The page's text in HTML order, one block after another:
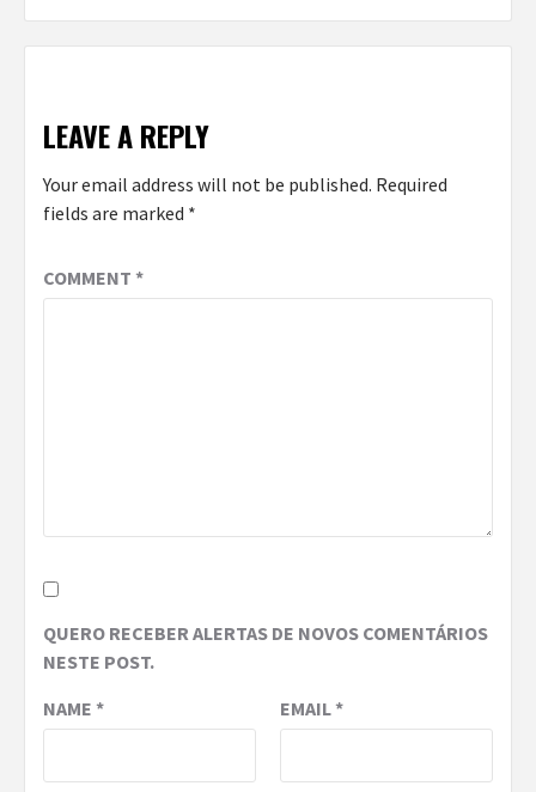
LEAVE A REPLY
Your email address will not be published. Required
fields are marked *
COMMENT *
QUERO RECEBER ALERTAS DE NOVOS COMENTÁRIOS
NESTE POST.
NAME * EMAIL*